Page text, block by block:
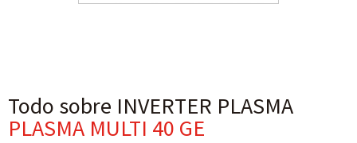
Todo sobre INVERTER PLASMA
PLASMA MULTI 40 GE